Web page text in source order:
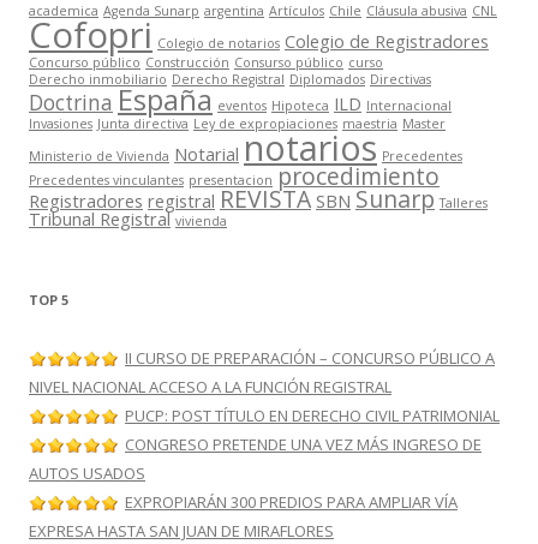
academica Agenda Sunarp argentina Artículos Chile Cláusula abusiva CNL
Cofopri Colegio de notarios Colegio de Registradores
Concurso público Construcción Consurso público curso
Derecho inmobiliario Derecho Registral Diplomados Directivas
Doctrina España eventos Hipoteca ILD Internacional
Invasiones Junta directiva Ley de expropiaciones maestria Master
Ministerio de Vivienda Notarial notarios Precedentes
Precedentes vinculantes presentacion procedimiento
Registradores registral REVISTA SBN Sunarp Talleres
Tribunal Registral vivienda
TOP 5
II CURSO DE PREPARACIÓN – CONCURSO PÚBLICO A
NIVEL NACIONAL ACCESO A LA FUNCIÓN REGISTRAL
PUCP: POST TÍTULO EN DERECHO CIVIL PATRIMONIAL
CONGRESO PRETENDE UNA VEZ MÁS INGRESO DE
AUTOS USADOS
EXPROPIARÁN 300 PREDIOS PARA AMPLIAR VÍA
EXPRESA HASTA SAN JUAN DE MIRAFLORES